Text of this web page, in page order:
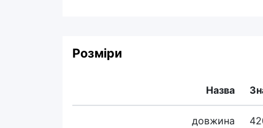
Розміри
Назва
довжина